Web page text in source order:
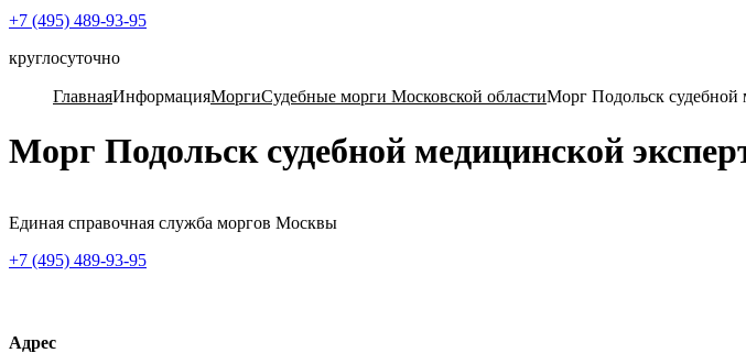
+7 (495) 489-93-95
круглосуточно
ГлавнаяИнформацияМоргиСудебные морги Московской областиМорг Подольск судебной
Морг Подольск судебной медицинской
Единая справочная служба моргов Москвы
+7 (495) 489-93-95
Адрес